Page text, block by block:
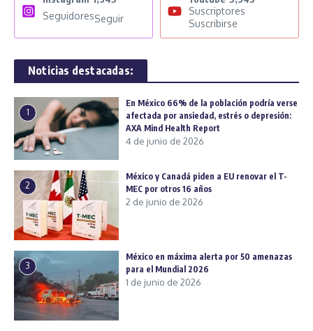
SeguidoresSeguir
Suscriptores
Suscribirse
Noticias destacadas:
1
En México 66% de la población podría verse
afectada por ansiedad, estrés o depresión:
AXA Mind Health Report
4 de junio de 2026
2
México y Canadá piden a EU renovar el T-
MEC por otros 16 años
2 de junio de 2026
3
México en máxima alerta por 50 amenazas
para el Mundial 2026
1 de junio de 2026